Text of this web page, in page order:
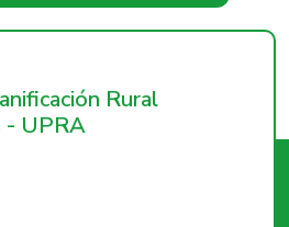
Rural
- UPRA